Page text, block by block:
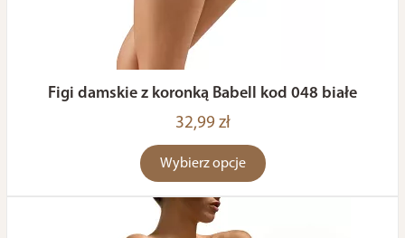
Figi damskie z koronką Babell kod 048 białe
32,99 zł
Wybierz opcje